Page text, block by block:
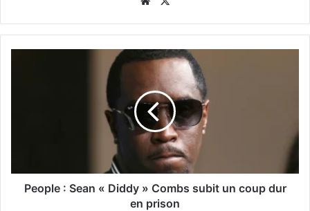
People : Sean « Diddy » Combs subit un coup dur
en prison